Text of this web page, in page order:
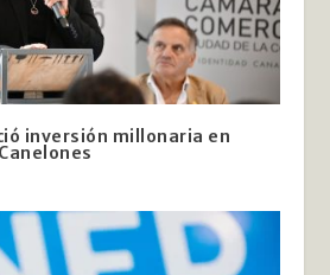
inversión millonaria en